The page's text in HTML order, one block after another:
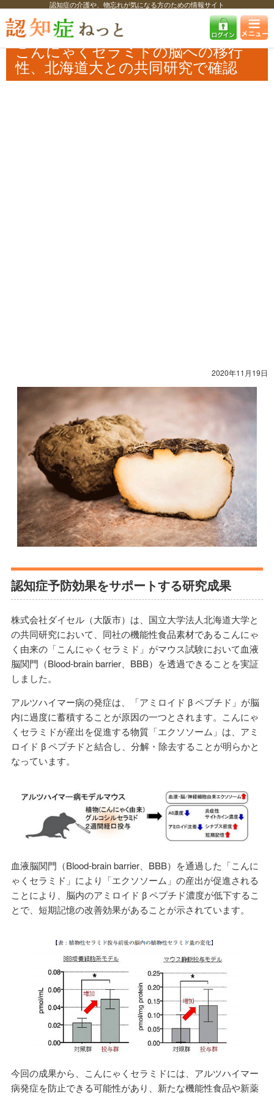
認知症の介護や、物忘れが気になる方のための情報サイト
認知症ねっと 認知症最新ニュース 学術・調査
こんにゃくセラミドの
脳への移行性、北海道大との共同研究で確認
こんにゃくセラミドの脳への移行
性、北海道大との共同研究で確認
2020年11月19日
認知症予防効果をサポートする研究成果
株式会社ダイセル（大阪市）は、国立大学法人北海道大学と
の共同研究において、同社の機能性食品素材であるこんにゃ
く由来の「こんにゃくセラミド」がマウス試験において血液
脳関門（Blood-brain barrier、BBB）を透過できることを実証
しました。
アルツハイマー病の発症は、「アミロイド β ペプチド」が脳
内に過度に蓄積することが原因の一つとされます。こんにゃ
くセラミドが産出を促進する物質「エクソソーム」は、アミ
ロイド β ペプチドと結合し、分解・除去することが明らかと
なっています。
血液脳関門（Blood-brain barrier、BBB）を通過した「こんに
ゃくセラミド」により「エクソソーム」の産出が促進される
ことにより、脳内のアミロイド β ペプチド濃度が低下するこ
とで、短期記憶の改善効果があることが示されています。
今回の成果から、こんにゃくセラミドには、アルツハイマー
病発症を防止できる可能性があり、新たな機能性食品や新薬